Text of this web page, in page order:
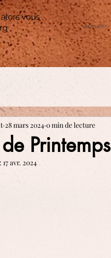
vous
Accueil
Printemps
28 mars 2024 0 min de lecture
17 avr. 2024